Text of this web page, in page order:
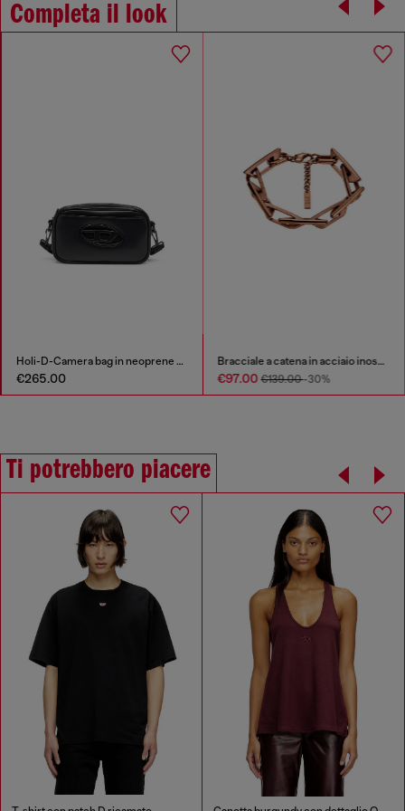
Completa il look
Holi-D-Camera bag in neoprene e PU
€265.00
Bracciale a catena in acciaio inossidabile
€97.00€139.00-30%
Ti potrebbero piacere